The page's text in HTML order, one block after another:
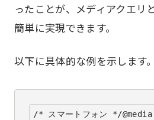
ったことが、メディアクエリ
簡単に実現できます。
以下に具体的な例を示します。
/* スマートフォン */